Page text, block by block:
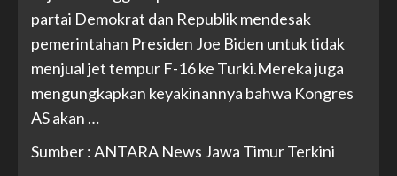
partai Demokrat dan Republik mendesak
pemerintahan Presiden Joe Biden untuk tidak
menjual jet tempur F-16 ke Turki.Mereka juga
mengungkapkan keyakinannya bahwa Kongres
AS akan …
Sumber : ANTARA News Jawa Timur Terkini